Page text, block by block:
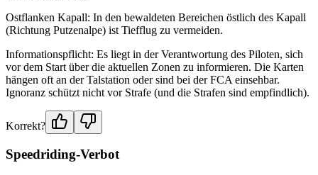
Ostflanken Kapall: In den bewaldeten Bereichen östlich des Kapall
(Richtung Putzenalpe) ist Tiefflug zu vermeiden.
Informationspflicht: Es liegt in der Verantwortung des Piloten, sich
vor dem Start über die aktuellen Zonen zu informieren. Die Karten
hängen oft an der Talstation oder sind bei der FCA einsehbar.
Ignoranz schützt nicht vor Strafe (und die Strafen sind empfindlich).
Korrekt?
Speedriding-Verbot